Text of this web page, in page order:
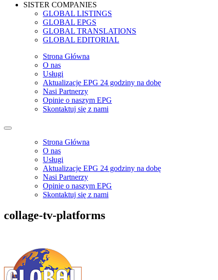
SISTER COMPANIES
GLOBAL LISTINGS
GLOBAL EPGS
GLOBAL TRANSLATIONS
GLOBAL EDITORIAL
Strona Główna
O nas
Usługi
Aktualizacje EPG 24 godziny na dobę
Nasi Partnerzy
Opinie o naszym EPG
Skontaktuj się z nami
Strona Główna
O nas
Usługi
Aktualizacje EPG 24 godziny na dobę
Nasi Partnerzy
Opinie o naszym EPG
Skontaktuj się z nami
collage-tv-platforms